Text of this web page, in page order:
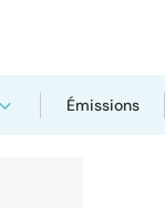
Émissions